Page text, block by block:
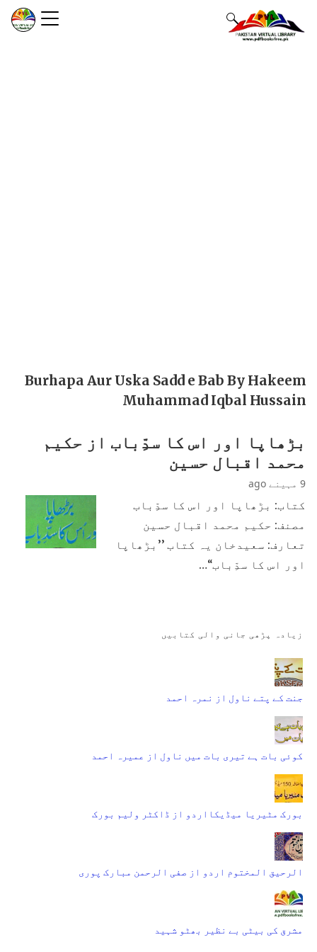
Burhapa Aur Uska Sadd e Bab By Hakeem
Muhammad Iqbal Hussain
بڑھاپا اور اس کا سدِّباب از حکیم
محمد اقبال حسین
9 مہینے ago
کتاب: بڑھاپا اور اس کا سدِّباب
مصنف: حکیم محمد اقبال حسین
تعارف: سعیدخان یہ کتاب ’’بڑھاپا
اور اس کا سدِّباب‘‘…
زیادہ پڑھی جانی والی کتابیں
جنت کے پتے ناول از نمرہ احمد
کوئی بات ہے تیری بات میں ناول از عمیرہ احمد
بورک مٹیریا میڈیکااردو از ڈاکٹر ولیم بورک
الرحیق المختوم اردو از صفی الرحمن مبارک پوری
مشرق کی بیٹی بے نظیر بھٹو شہید